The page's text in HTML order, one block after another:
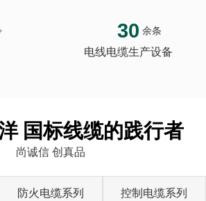
30 余条
电线电缆生产设备
国标线缆的践行者
尚诚信 创真品
防火电缆系列 控制电缆系列